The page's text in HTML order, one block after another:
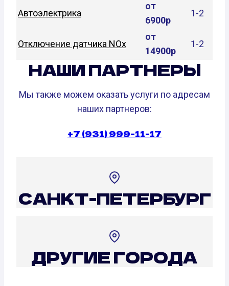
Автоэлектрика
от
6900р
1-2
Отключение датчика NOx
от
14900р
1-2
НАШИ ПАРТНЕРЫ
Мы также можем оказать услуги по адресам
наших партнеров:
+7 (931) 999-11-17
САНКТ-ПЕТЕРБУРГ
ДРУГИЕ ГОРОДА